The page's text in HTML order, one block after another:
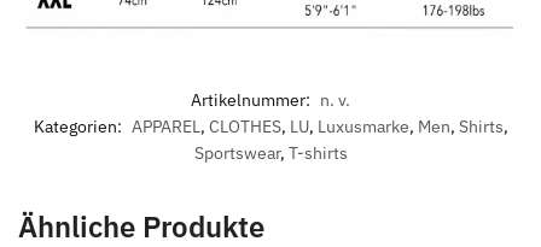
Artikelnummer: n. v.
Kategorien: APPAREL , CLOTHES, LU, Luxusmarke, Men, Shirts,
Sportswear, T-shirts
Ähnliche Produkte